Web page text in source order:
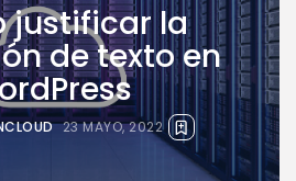
justificar la
de texto en
23 MAYO, 2022